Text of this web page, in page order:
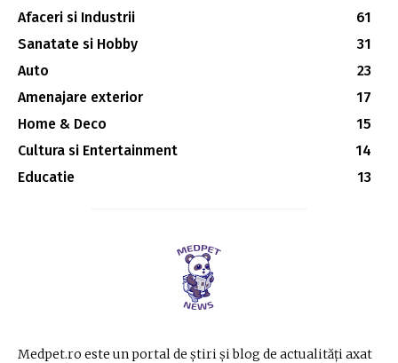
Afaceri si Industrii
61
Sanatate si Hobby
31
Auto
23
Amenajare exterior
17
Home & Deco
15
Cultura si Entertainment
14
Educatie
13
Medpet.ro este un portal de știri și blog de actualități axat